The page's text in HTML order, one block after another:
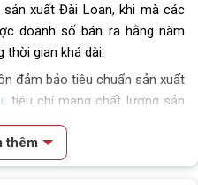
xuất Đài Loan, khi mà các
doanh số bán ra hằng năm
thời gian khá dài.
đảm bảo tiêu chuẩn sản xuất
, tiêu chí mang chất lượng sản
khách hàng, tạo uy tín cho
tưởng từ người dùng.
Advanced 3 2022 – QT
thêm